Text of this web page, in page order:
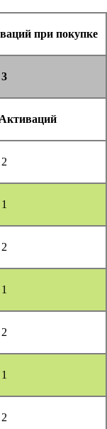
при покупке
3
Активаций
2
1
2
1
2
1
2